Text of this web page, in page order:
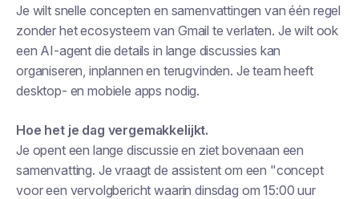
Je wilt snelle concepten en samenvattingen van één regel
zonder het ecosysteem van Gmail te verlaten. Je wilt ook
een AI-agent die details in lange discussies kan
organiseren, inplannen en terugvinden. Je team heeft
desktop- en mobiele apps nodig.
Hoe het je dag vergemakkelijkt.
Je opent een lange discussie en ziet bovenaan een
samenvatting. Je vraagt de assistent om een "concept
voor een vervolgbericht waarin dinsdag om 15:00 uur